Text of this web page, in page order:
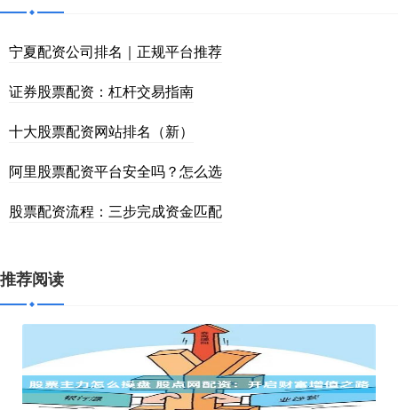
宁夏配资公司排名｜正规平台推荐
证券股票配资：杠杆交易指南
十大股票配资网站排名（新）
阿里股票配资平台安全吗？怎么选
股票配资流程：三步完成资金匹配
推荐阅读